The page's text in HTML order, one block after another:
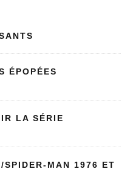
ÉPOPÉES
LA SÉRIE
SPIDER-MAN 1976 ET